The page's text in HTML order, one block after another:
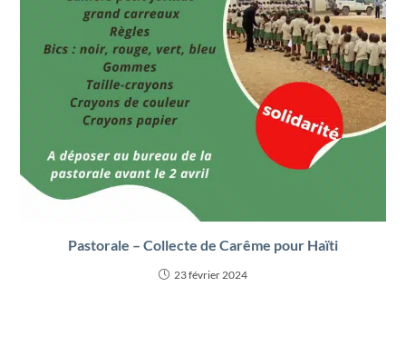
Pastorale – Collecte de Carême pour Haïti
23 février 2024